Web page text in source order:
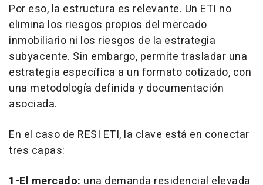
Por eso, la estructura es relevante. Un ETI no
elimina los riesgos propios del mercado
inmobiliario ni los riesgos de la estrategia
subyacente. Sin embargo, permite trasladar una
estrategia específica a un formato cotizado, con
una metodología definida y documentación
asociada.
En el caso de RESI ETI, la clave está en conectar
tres capas:
1-El mercado: una demanda residencial elevada